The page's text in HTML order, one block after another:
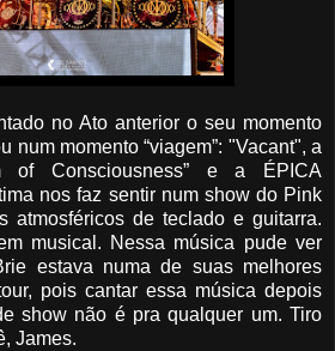
no Ato anterior o seu momento
num momento “viagem”: "Vacant", a
of Consciousness” e a ÉPICA
nos faz sentir num show do Pink
atmosféricos de teclado e guitarra.
musical. Nessa música pude ver
estava numa de suas melhores
pois cantar essa música depois
show não é pra qualquer um. Tiro
James.